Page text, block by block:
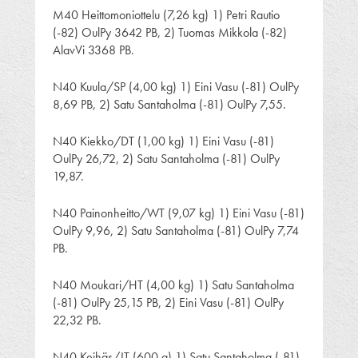
M40 Heittomoniottelu (7,26 kg) 1) Petri Rautio
(-82) OulPy 3642 PB, 2) Tuomas Mikkola (-82)
AlavVi 3368 PB.
N40 Kuula/SP (4,00 kg) 1) Eini Vasu (-81) OulPy
8,69 PB, 2) Satu Santaholma (-81) OulPy 7,55.
N40 Kiekko/DT (1,00 kg) 1) Eini Vasu (-81)
OulPy 26,72, 2) Satu Santaholma (-81) OulPy
19,87.
N40 Painonheitto/WT (9,07 kg) 1) Eini Vasu (-81)
OulPy 9,96, 2) Satu Santaholma (-81) OulPy 7,74
PB.
N40 Moukari/HT (4,00 kg) 1) Satu Santaholma
(-81) OulPy 25,15 PB, 2) Eini Vasu (-81) OulPy
22,32 PB.